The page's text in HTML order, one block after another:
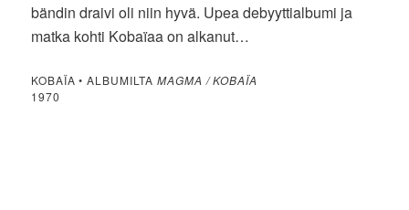
bändin draivi oli niin hyvä. Upea debyyttialbumi ja
matka kohti Kobaïaa on alkanut…
KOBAÏA • ALBUMILTAMAGMA / KOBAÏA
1970